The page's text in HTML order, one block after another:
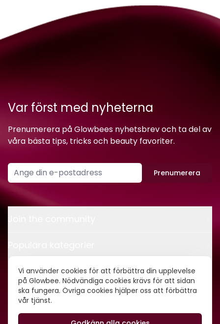
Vi använder cookies för att förbättra din upplevelse
på Glowbee. Nödvändiga cookies krävs för att sidan
ska fungera. Övriga cookies hjälper oss att förbättra
vår tjänst.
Var först med nyheterna
Prenumerera på Glowbees nyhetsbrev och ta del av
våra bästa tips, tricks och beauty favoriter.
Prenumerera
Kontakt
Om oss